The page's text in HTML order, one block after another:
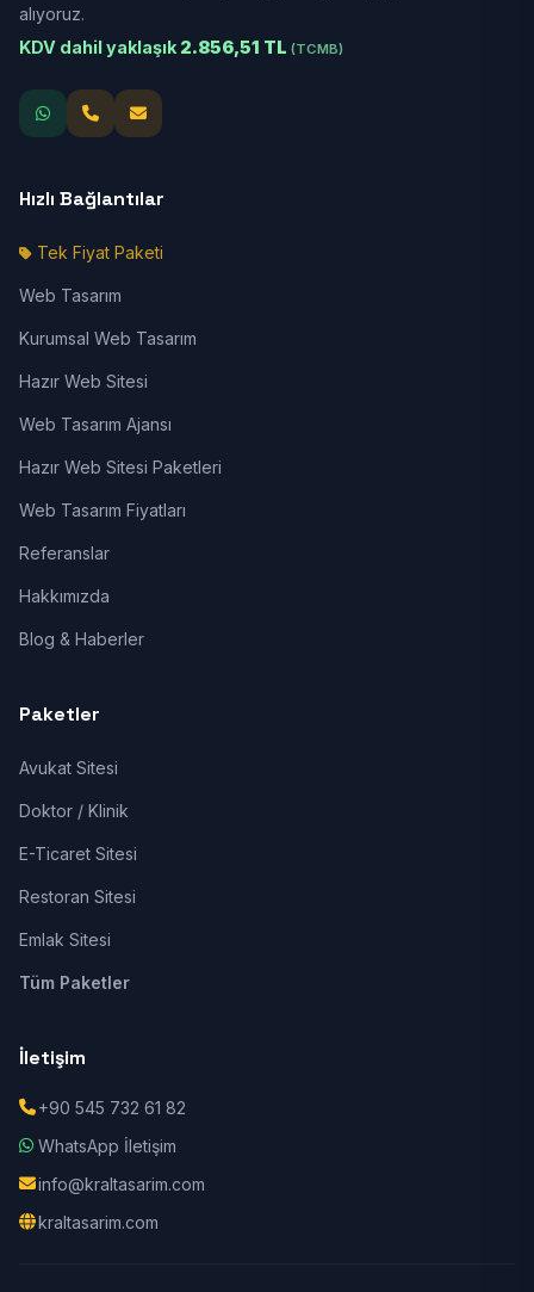
alıyoruz.
KDV dahil yaklaşık 2.856,51 TL (TCMB)
Hızlı Bağlantılar
Tek Fiyat Paketi
Web Tasarım
Kurumsal Web Tasarım
Hazır Web Sitesi
Web Tasarım Ajansı
Hazır Web Sitesi Paketleri
Web Tasarım Fiyatları
Referanslar
Hakkımızda
Blog & Haberler
Paketler
Avukat Sitesi
Doktor / Klinik
E-Ticaret Sitesi
Restoran Sitesi
Emlak Sitesi
Tüm Paketler
İletişim
+90 545 732 61 82
WhatsApp İletişim
info@kraltasarim.com
kraltasarim.com